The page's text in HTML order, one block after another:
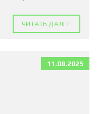
ЧИТАТЬ ДАЛЕЕ
11.08.2025